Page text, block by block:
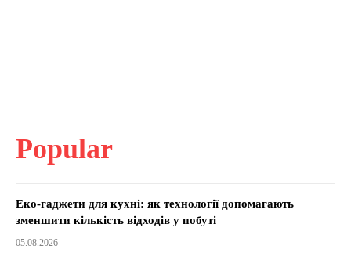
Popular
Еко-гаджети для кухні: як технології допомагають
зменшити кількість відходів у побуті
05.08.2026